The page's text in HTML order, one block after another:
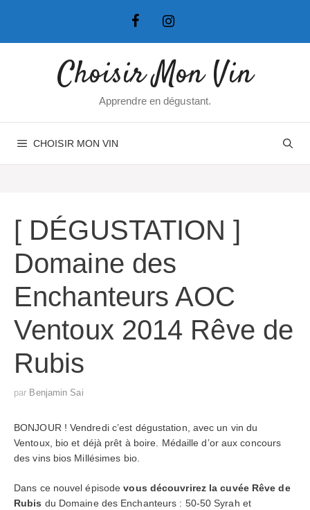
Choisir Mon Vin
Apprendre en dégustant.
CHOISIR MON VIN
[ DÉGUSTATION ]
Domaine des
Enchanteurs AOC
Ventoux 2014 Rêve de
Rubis
par Benjamin Sai
BONJOUR ! Vendredi c’est dégustation, avec un vin du
Ventoux, bio et déjà prêt à boire. Médaille d’or aux concours
des vins bios Millésimes bio.
Dans ce nouvel épisodevous découvrirez la cuvée Rêve de
Rubis du Domaine des Enchanteurs : 50-50 Syrah et